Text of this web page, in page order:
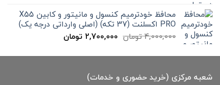
بود.
199,000 تومان
است. محافظ خودترمیم کنسول و مانیتور و کابین X55
PRO اکسلنت (37 تکه) (اصلی وارداتی درجه یک)
4,000,000تومان قیمت
4,000,000 تومان
2,700,000 تومانقیمت
2,700,000 تومان
شعبه مرکزی (خرید حضوری و خدمات)